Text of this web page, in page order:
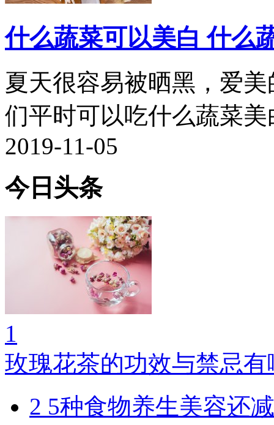
什么蔬菜可以美白 什么
夏天很容易被晒黑，爱
们平时可以吃什么蔬菜美
2019-11-05
今日头条
1
玫瑰花茶的功效与禁忌有
2 5种食物养生美容还